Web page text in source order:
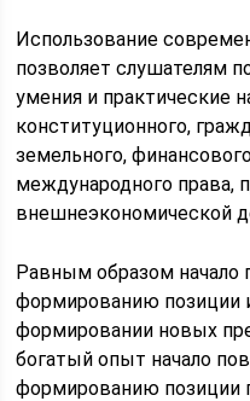
Использование
позволяет слушателям
умения и практические
конституционного,
земельного,
международного права,
внешнеэкономической
Равным образом начало
формированию позиции
формировании новых
богатый опыт начало
формированию позиции